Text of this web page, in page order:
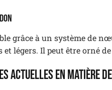
grâce à un système de
légers. Il peut être orné
actuelles en matière